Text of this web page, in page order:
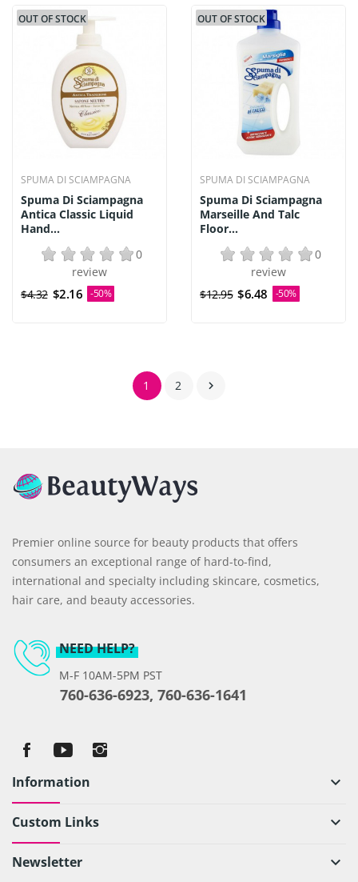
OUT OF STOCK
SPUMA DI SCIAMPAGNA
Spuma Di Sciampagna
Antica Classic Liquid
Hand...
0
review
$4.32 $2.16 -50%
OUT OF STOCK
SPUMA DI SCIAMPAGNA
Spuma Di Sciampagna
Marseille And Talc
Floor...
0
review
$12.95 $6.48 -50%
1 2 
Premier online source for beauty products that offers
consumers an exceptional range of hard-to-find,
international and specialty including skincare, cosmetics,
hair care, and beauty accessories.
NEED HELP?
M-F 10AM-5PM PST
760-636-6923, 760-636-1641
Information keyboard_arrow_down
Custom Links keyboard_arrow_down
Newsletter keyboard_arrow_down